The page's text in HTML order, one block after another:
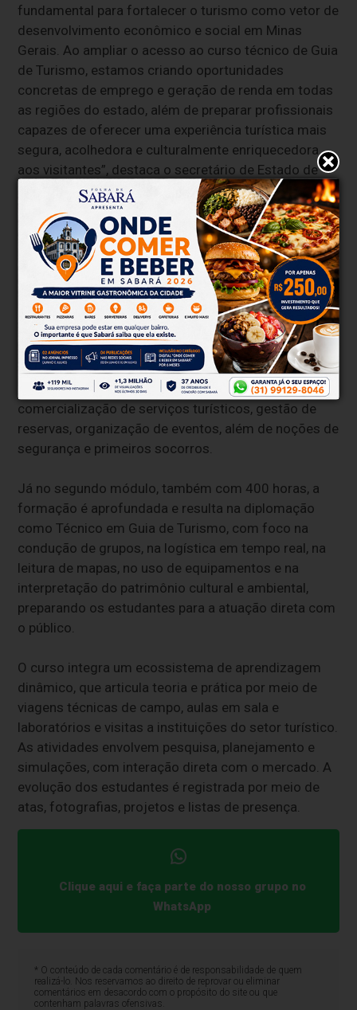
fundamental para fortalecer o turismo como vetor de
desenvolvimento econômico e social em Minas
Gerais. Ao ampliar o acesso ao curso técnico de Guia
de Turismo, estamos criando oportunidades
concretas de emprego e geração de renda em todas
as regiões do estado, além de preparar profissionais
capazes de oferecer uma experiência turística mais
segura, acolhedora e culturalmente enriquecedora
aos visitantes”, destaca o secretário de Estado de
Cultura e Turismo de Minas Gerais, Leônidas Oliveira.
Formação
Com carga horária total de 800 horas, distribuídas ao
longo de um ano, o curso técnico é estruturado em
dois módulos complementares. No primeiro, com
400 horas, os estudantes obtêm certificação
intermediária como Operador de Turismo,
desenvolvendo competências relacionadas ao
planejamento e organização de roteiros,
comercialização de serviços turísticos, gestão de
reservas, organização de eventos, além de noções de
segurança e primeiros socorros.
Já no segundo módulo, também com 400 horas, a
formação é aprofundada e resulta na diplomação
como Técnico em Guia de Turismo, com foco na
condução de grupos, na logística em tempo real, na
leitura de mapas, no uso de equipamentos e na
interpretação do patrimônio cultural e ambiental,
preparando os estudantes para a atuação direta com
o público.
O curso integra um ecossistema de aprendizagem
dinâmico, que articula teoria e prática por meio de
viagens técnicas de campo, aulas em sala e
laboratórios e visitas a instituições do setor turístico.
As atividades envolvem pesquisa, planejamento e
simulações, com interação direta com o mercado. A
evolução dos estudantes é registrada por meio de
atas, fotografias, projetos e listas de presença.
Clique aqui e faça parte do nosso grupo no
WhatsApp
* O conteúdo de cada comentário é de responsabilidade de quem
realizá-lo. Nos reservamos ao direito de reprovar ou eliminar
comentários em desacordo com o propósito do site ou que
contenham palavras ofensivas.